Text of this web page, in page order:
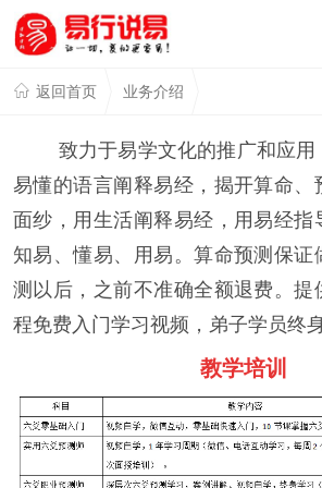
返回首页 业务介绍
致力于易学文化的推广和应用
易懂的语言阐释易经，揭开算命、
面纱，用生活阐释易经，用易经指
知易、懂易、用易。算命预测保证
测以后，之前不准确全额退费。提
程免费入门学习视频，弟子学员终
教学培训